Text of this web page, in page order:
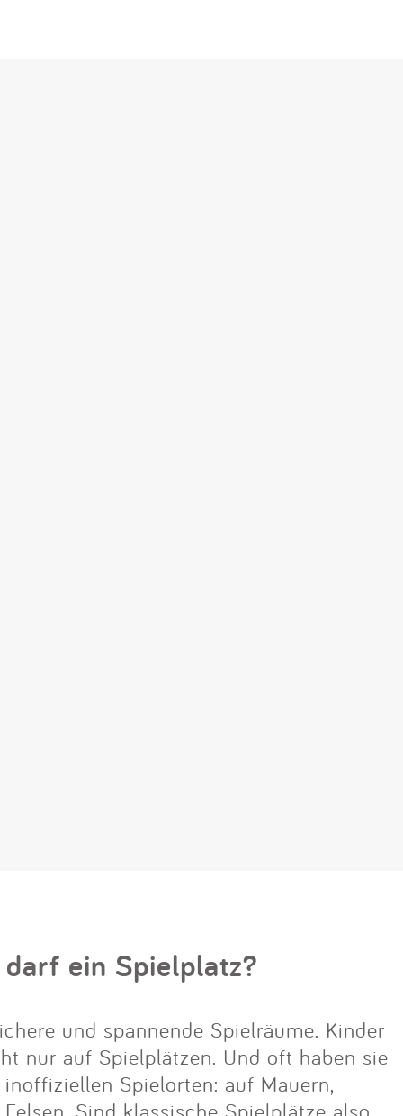
ein Spielplatz?
und spannende Spielräume. Kinder
nur auf Spielplätzen. Und oft haben sie
Spielorten: auf Mauern,
Sind klassische Spielplätze also